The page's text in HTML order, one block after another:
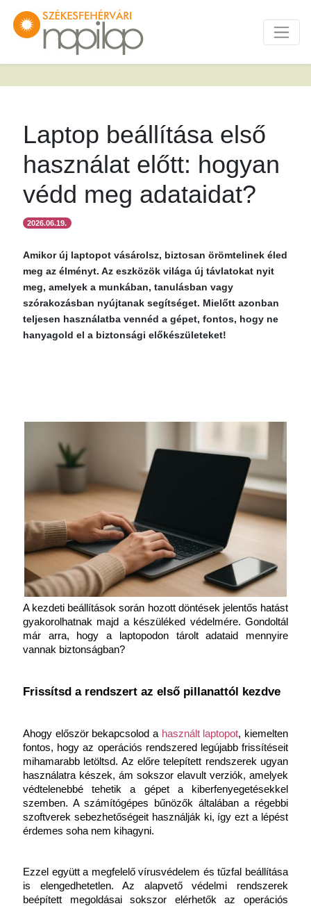
Laptop beállítása első
használat előtt: hogyan
védd meg adataidat?
2026.06.19.
Amikor új laptopot vásárolsz, biztosan örömtelinek éled
meg az élményt. Az eszközök világa új távlatokat nyit
meg, amelyek a munkában, tanulásban vagy
szórakozásban nyújtanak segítséget. Mielőtt azonban
teljesen használatba vennéd a gépet, fontos, hogy ne
hanyagold el a biztonsági előkészületeket!
A kezdeti beállítások során hozott döntések jelentős hatást
gyakorolhatnak majd a készüléked védelmére. Gondoltál
már arra, hogy a laptopodon tárolt adataid mennyire
vannak biztonságban?
Frissítsd a rendszert az első pillanattól kezdve
Ahogy először bekapcsolod a használt laptopot, kiemelten
fontos, hogy az operációs rendszered legújabb frissítéseit
mihamarabb letöltsd. Az előre telepített rendszerek ugyan
használatra készek, ám sokszor elavult verziók, amelyek
védtelenebbé tehetik a gépet a kiberfenyegetésekkel
szemben. A számítógépes bűnözők általában a régebbi
szoftverek sebezhetőségeit használják ki, így ezt a lépést
érdemes soha nem kihagyni.
Ezzel együtt a megfelelő vírusvédelem és tűzfal beállítása
is elengedhetetlen. Az alapvető védelmi rendszerek
beépített megoldásai sokszor elérhetők az operációs